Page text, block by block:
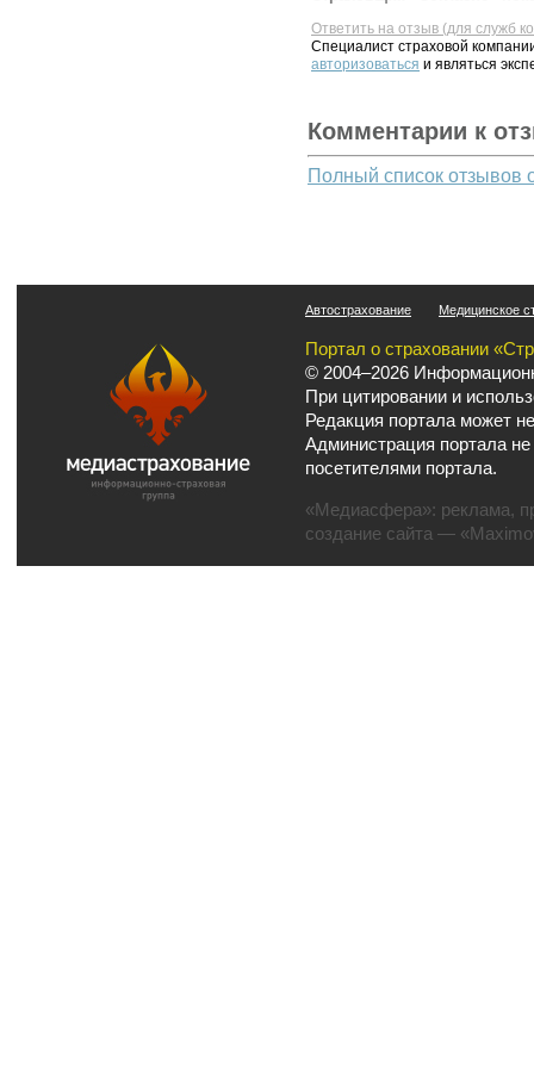
Ответить на отзыв (для служб
Специалист страховой
авторизоваться и являться
Комментарии к
Полный список отзывов
Автострахование Медицинское
Портал о страховании
© 2004–2026
При цитировании и
Редакция портала может
Администрация портала
посетителями портала.
«Медиасфера»: реклама,
создание сайта —